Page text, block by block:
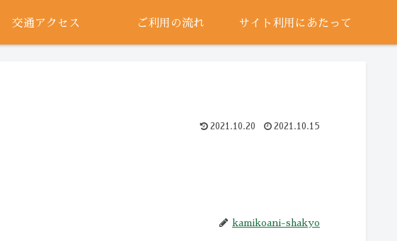
交通アクセス ご利用の流れ サイト利用にあたって
2021.10.20 2021.10.15
kamikoani-shakyo